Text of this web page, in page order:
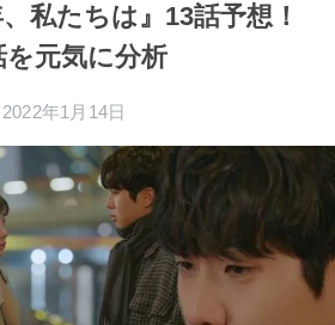
私たちは』13話予想！
元気に分析
2022年1月14日